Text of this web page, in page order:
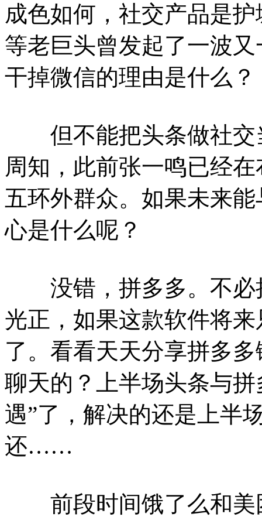
成色如何，社交产品是
等老巨头曾发起了一波
干掉微信的理由是什么？
但不能把头条做社交
周知，此前张一鸣已经
五环外群众。如果未来
心是什么呢？
没错，拼多多。不必
光正，如果这款软件将
了。看看天天分享拼多
聊天的？上半场头条与
遇”了，解决的还是上半
还……
前段时间饿了么和美